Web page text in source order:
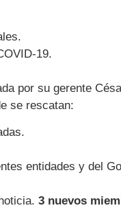
19.
por su gerente
se rescatan:
entidades y del
3 nuevos